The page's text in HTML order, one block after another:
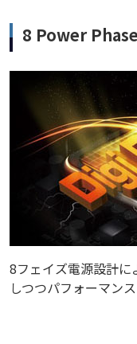
8 Power
8フェイズ電源設計
しつつパフォーマン